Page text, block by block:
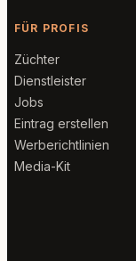
FÜR PROFIS
Züchter
Dienstleister
Jobs
Eintrag erstellen
Werberichtlinien
Media-Kit